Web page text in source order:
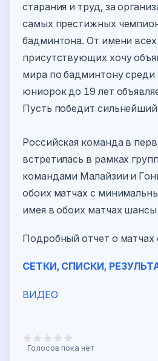
старания и труд, за
самых престижных
бадминтона. От имени всех
присутствующих хочу
мира по бадминтону
юниорок до 19 лет
Пусть победит
Российская команда в
встретилась в рамках
командами Малайзии и
обоих матчах с
имея в обоих матчах
Подробный отчет о матчах
СЕТКИ, СПИСКИ,
ВИДЕО
Голосов пока нет